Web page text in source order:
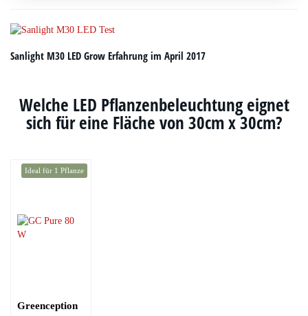
Sanlight M30 LED Grow Erfahrung im April 2017
Welche LED Pflanzenbeleuchtung eignet
sich für eine Fläche von 30cm x 30cm?
Ideal für 1 Pflanze
Greenception